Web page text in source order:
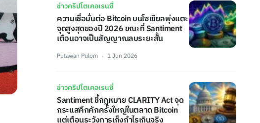
ข่าวคริปโตเคอเรนซี่
ความเชื่อมั่นต่อ Bitcoin บนโซเชียลพุ่งแตะ
จุดสูงสุดของปี 2026 ขณะที่ Santiment
เตือนอาจเป็นสัญญาณลบระยะสั้น
Putawan Pulom 1 Jun 2026
ข่าวคริปโตเคอเรนซี่
Santiment ชี้กฎหมาย CLARITY Act จุด
กระแสคึกคักครั้งใหญ่ในตลาด Bitcoin